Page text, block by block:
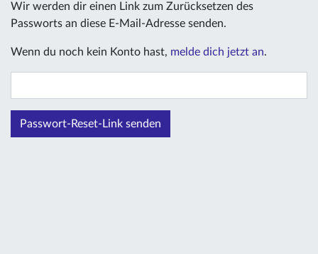
Wir werden dir einen Link zum Zurücksetzen des
Passworts an diese E-Mail-Adresse senden.
Wenn du noch kein Konto hast, melde dich jetzt an.